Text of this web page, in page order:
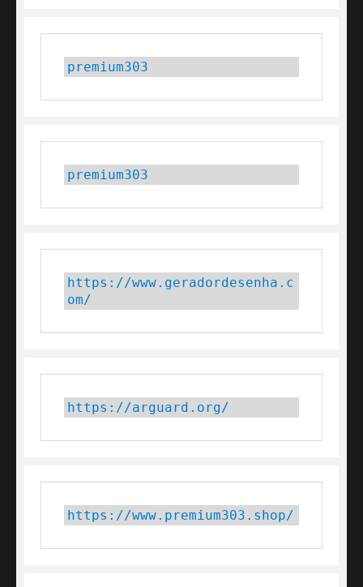
premium303
premium303
https://www.geradordesenha.c
om/
https://arguard.org/
https://www.premium303.shop/